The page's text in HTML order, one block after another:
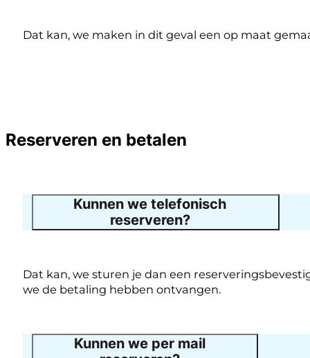
Dat kan, we maken in dit geval een op maat
Reserveren en betalen
Kunnen we telefonisch
reserveren?
Dat kan, we sturen je dan een
we de betaling hebben ontvangen.
Kunnen we per mail